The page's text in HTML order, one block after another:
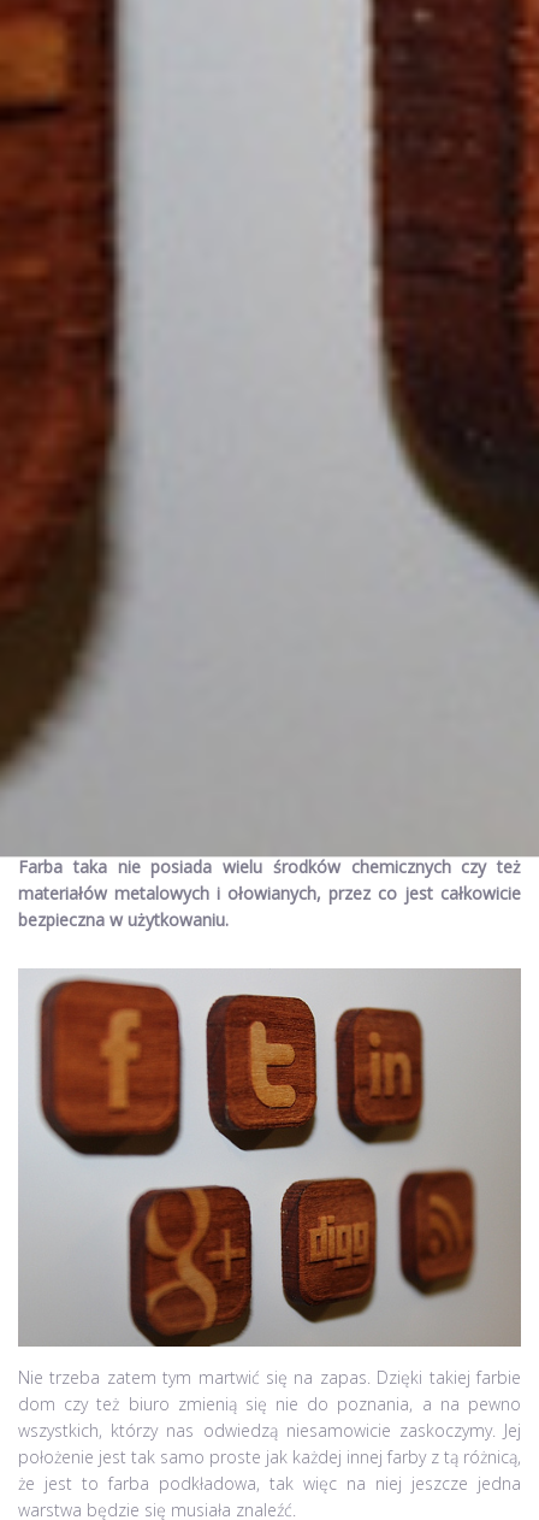
Wśród wielu ciekawych rozwiązań dla domu i biura zasługuje na
szczególną uwagę farba magnetyczna. To oryginalna farba,
która posiada właściwości magnetyczne. Dzięki temu w prosty
Farba taka nie posiada wielu środków chemicznych czy też
materiałów metalowych i ołowianych, przez co jest całkowicie
bezpieczna w użytkowaniu.
Nie trzeba zatem tym martwić się na zapas. Dzięki takiej farbie
dom czy też biuro zmienią się nie do poznania, a na pewno
wszystkich, którzy nas odwiedzą niesamowicie zaskoczymy. Jej
położenie jest tak samo proste jak każdej innej farby z tą różnicą,
że jest to farba podkładowa, tak więc na niej jeszcze jedna
warstwa będzie się musiała znaleźć.